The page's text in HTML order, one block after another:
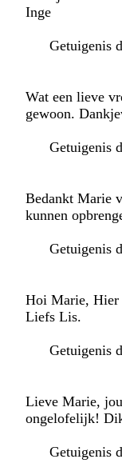
Inge
Getuigenis
Wat een lieve
gewoon.
Getuigenis
Bedankt Marie
kunnen
Getuigenis
Hoi Marie, Hier
Liefs Lis.
Getuigenis
Lieve Marie,
ongelofelijk!
Getuigenis